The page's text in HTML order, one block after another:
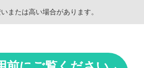
または高い場合があります。